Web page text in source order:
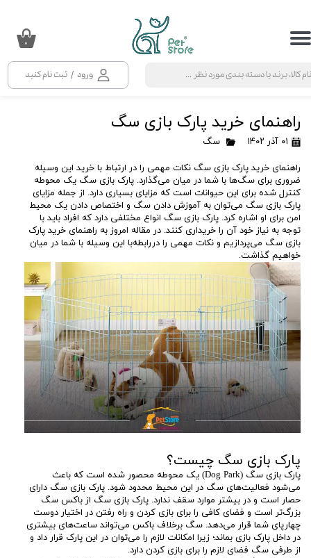
ورود / ثبت نام کنید
حساب کاربری من
خروج از حساب کاربری
۰
راهنمای خرید پارک بازی سگ
۰۱ آذر ۱۴۰۲ سگ
راهنمای خرید پارک بازی سگ نکات مهمی را در ارتباط با خرید این وسیله
ضروری برای سگ‌ها با شما در میان می‌گذارد. پارک بازی سگ یک محوطه
کنترل شده برای این حیوانات است که مزایای بسیاری دارد. از جمله مزایای
پارک بازی سگ می‌توان به آموزش دادن سگ و اختصاص دادن یک محیط
امن برای او اشاره کرد. پارک بازی سگ انواع مختلفی دارد که افراد باید با
توجه به نیاز خود آن را خریداری کنند. در مقاله امروز به راهنمای خرید پارک
بازی سگ می‌پردازیم و نکات مهمی را دررابطه‌با این وسیله با شما در میان
خواهیم گذاشت.
پارک بازی سگ چیست؟
پارک بازی سگ (Dog Park) یک محوطه محصور شده است که باعث
می‌شود فعالیت‌های سگ در این محیط محدود شود. پارک بازی سگ دارای
حصار است و در بیشتر موارد سقف ندارد. پارک بازی سگ از باکس سگ
بزرگ‌تر است و فضای کافی را برای بازی کردن و راه رفتن در اختیار دوست
چهارپای شما قرار می‌دهد. سگ برخلاف باکس می‌تواند ساعت‌های بیشتری
در داخل پارک بازی بماند؛ زیرا امکانات لازم را می‌توان در این پارک قرار داد و
از طرفی سگ فضای لازم را برای بازی کردن دارد.